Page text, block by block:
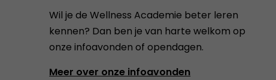
Wil je de Wellness Academie beter leren
kennen? Dan ben je van harte welkom op
onze infoavonden of opendagen.
Meer over onze infoavonden